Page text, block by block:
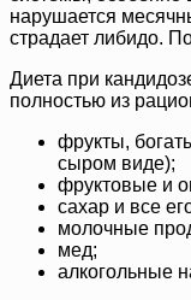
нарушается
страдает либидо.
Диета при
полностью из
фрукты,
сыром виде);
фруктовые и
сахар и все
молочные
мед;
алкогольные